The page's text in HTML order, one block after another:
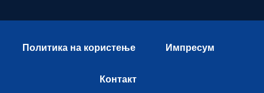
Политика на користење Импресум
Контакт